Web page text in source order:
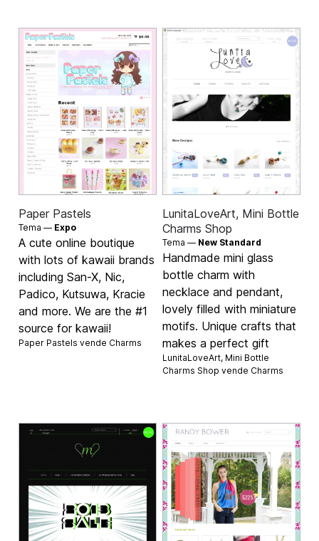
Paper Pastels
Tema — Expo
A cute online boutique
with lots of kawaii brands
including San-X, Nic,
Padico, Kutsuwa, Kracie
and more. We are the #1
source for kawaii!
Paper Pastels vende Charms
LunitaLoveArt, Mini Bottle
Charms Shop
Tema — New Standard
Handmade mini glass
bottle charm with
necklace and pendant,
lovely filled with miniature
motifs. Unique crafts that
makes a perfect gift
LunitaLoveArt, Mini Bottle
Charms Shop vende Charms